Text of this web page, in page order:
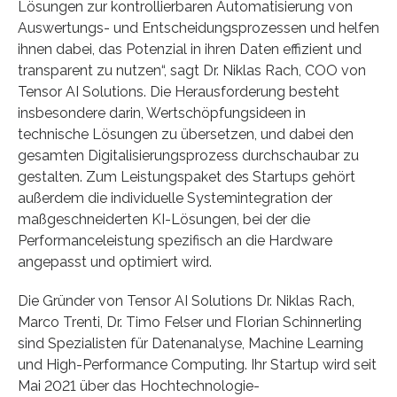
Lösungen zur kontrollierbaren Automatisierung von
Auswertungs- und Entscheidungsprozessen und helfen
ihnen dabei, das Potenzial in ihren Daten effizient und
transparent zu nutzen“, sagt Dr. Niklas Rach, COO von
Tensor AI Solutions. Die Herausforderung besteht
insbesondere darin, Wertschöpfungsideen in
technische Lösungen zu übersetzen, und dabei den
gesamten Digitalisierungsprozess durchschaubar zu
gestalten. Zum Leistungspaket des Startups gehört
außerdem die individuelle Systemintegration der
maßgeschneiderten KI-Lösungen, bei der die
Performanceleistung spezifisch an die Hardware
angepasst und optimiert wird.
Die Gründer von Tensor AI Solutions Dr. Niklas Rach,
Marco Trenti, Dr. Timo Felser und Florian Schinnerling
sind Spezialisten für Datenanalyse, Machine Learning
und High-Performance Computing. Ihr Startup wird seit
Mai 2021 über das Hochtechnologie-